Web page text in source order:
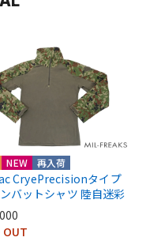
NEW 再入荷
CryePrecisionタイプ
バットシャツ 陸自迷彩
OUT